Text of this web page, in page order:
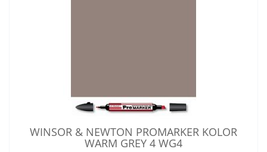
WINSOR & NEWTON PROMARKER KOLOR
WARM GREY 4 WG4